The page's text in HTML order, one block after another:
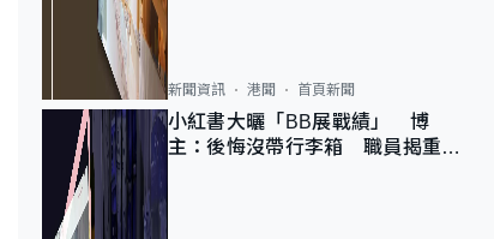
新聞資訊 港聞 首頁新聞
小紅書大曬「BB展戰績」 博
主：後悔沒帶行李箱 職員揭重複